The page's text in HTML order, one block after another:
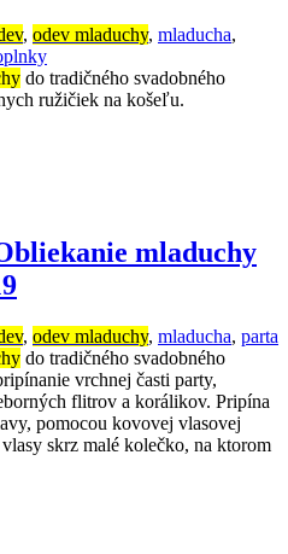
, odev mladuchy, mladucha,
do tradičného svadobného
ružičiek na košeľu.
mladuchy
, odev mladuchy, mladucha, parta
do tradičného svadobného
vrchnej časti party,
flitrov a korálikov. Pripína
pomocou kovovej vlasovej
skrz malé kolečko, na ktorom